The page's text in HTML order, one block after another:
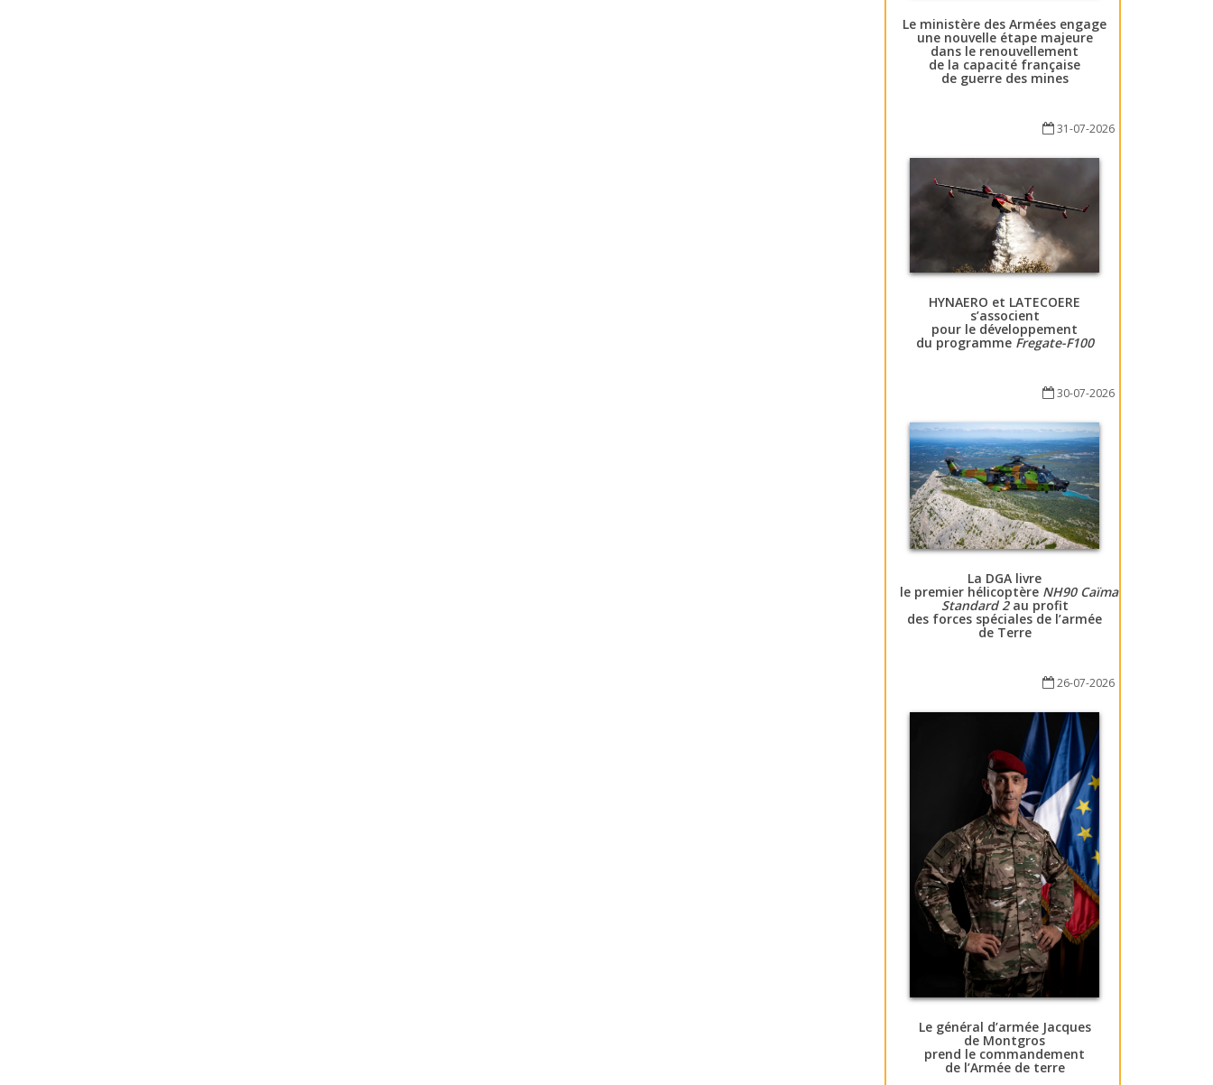
Le ministère des Armées engage
une nouvelle étape majeure
dans le renouvellement
de la capacité française
de guerre des mines
31-07-2026
HYNAERO et LATECOERE
s’associent
pour le développement
du programme Fregate-F100
30-07-2026
La DGA livre
le premier hélicoptère NH90 Caïman
Standard 2au profit
des forces spéciales de l’armée
de Terre
26-07-2026
Le général d’armée Jacques
de Montgros
prend le commandement
de l’Armée de terre